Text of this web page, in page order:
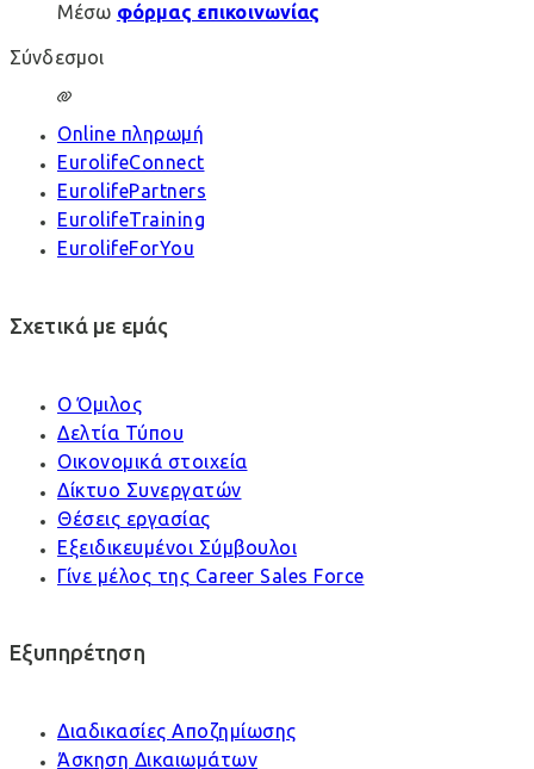
Μέσω φόρμας επικοινωνίας
Σύνδεσμοι
Online πληρωμή
EurolifeConnect
EurolifePartners
EurolifeTraining
EurolifeForYou
Σχετικά με εμάς
Ο Όμιλος
Δελτία Τύπου
Οικονομικά στοιχεία
Δίκτυο Συνεργατών
Θέσεις εργασίας
Εξειδικευμένοι Σύμβουλοι
Γίνε μέλος της Career Sales Force
Εξυπηρέτηση
Διαδικασίες Αποζημίωσης
Άσκηση Δικαιωμάτων